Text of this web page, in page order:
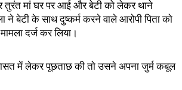
तुरंत मां घर पर आई और बेटी को लेकर थाने
ने बेटी के साथ दुष्कर्म करने वाले आरोपी पिता को
दर्ज कर लिया।
में लेकर पूछताछ की तो उसने अपना जुर्म कबूल